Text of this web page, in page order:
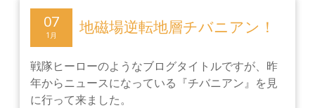
07
1月 地磁場逆転地層チバニアン！
戦隊ヒーローのようなブログタイトルですが、昨
年からニュースになっている『チバニアン』を見
に行って来ました。